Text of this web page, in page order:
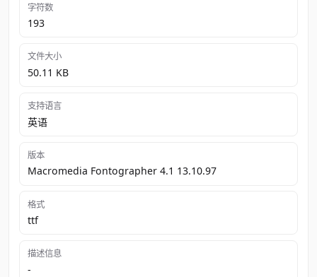
字符数
193
文件大小
50.11 KB
支持语言
英语
版本
Macromedia Fontographer 4.1 13.10.97
格式
ttf
描述信息
-